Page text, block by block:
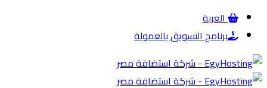
العربة
برنامج التسويق بالعمولة